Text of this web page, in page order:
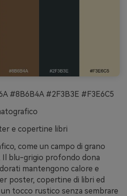
#8B6B4A #2F3B3E #F3E6C5
e copertine libri
come un campo di grano
Il blu-grigio profondo dona
mantengono calore e
poster, copertine di libri ed
tocco rustico senza sembrare